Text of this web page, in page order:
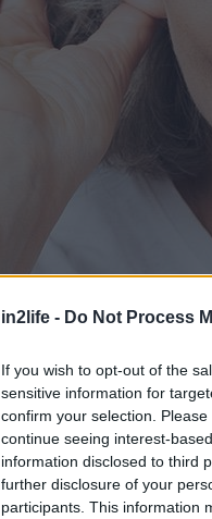
in2life - Do Not Process
If you wish to opt-out of the
sensitive information for
confirm your selection.
continue seeing interest-
information disclosed to third
further disclosure of your
participants. This information